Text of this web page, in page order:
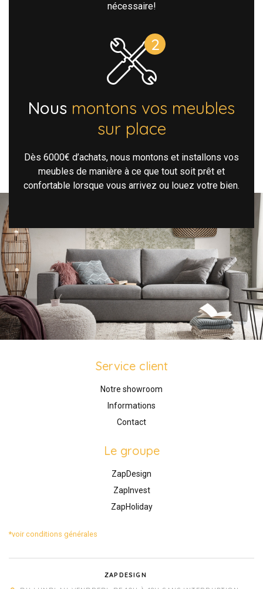
nécessaire!
Nous montons vos meubles
sur place
Dès 6000€ d’achats, nous montons et installons vos
meubles de manière à ce que tout soit prêt et
confortable lorsque vous arrivez ou louez votre bien.
Service client
Notre showroom
Informations
Contact
Le groupe
ZapDesign
ZapInvest
ZapHoliday
*voir conditions générales
ZAPDESIGN